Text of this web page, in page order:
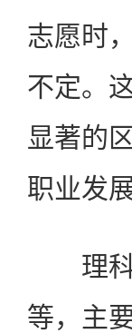
志愿时
不定。
显著的
职业发
理科
等，主